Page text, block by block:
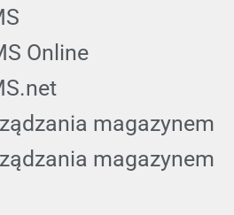
Online
magazynem
magazynem